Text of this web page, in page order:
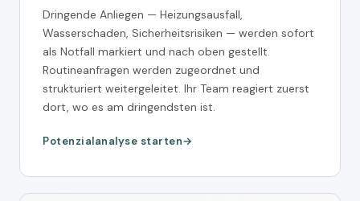
Dringende Anliegen — Heizungsausfall,
Wasserschaden, Sicherheitsrisiken — werden sofort
als Notfall markiert und nach oben gestellt.
Routineanfragen werden zugeordnet und
strukturiert weitergeleitet. Ihr Team reagiert zuerst
dort, wo es am dringendsten ist.
Potenzialanalyse starten